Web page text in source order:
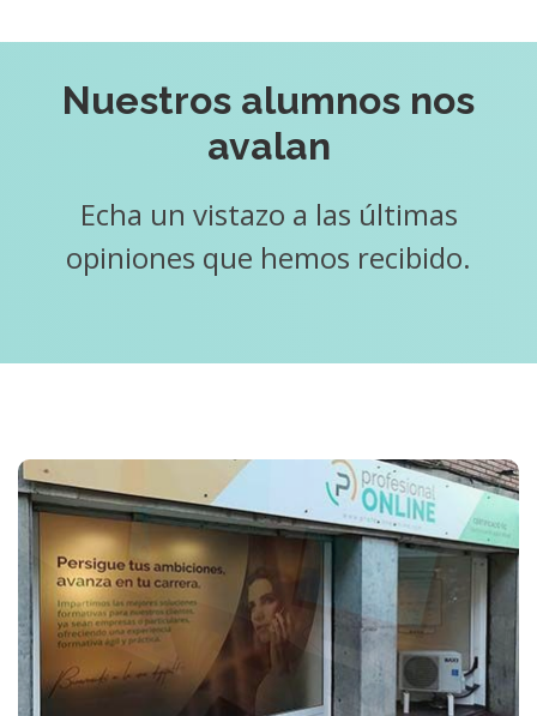
Nuestros alumnos nos
avalan
Echa un vistazo a las últimas
opiniones que hemos recibido.